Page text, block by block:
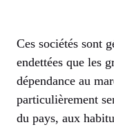
Ces sociétés sont
endettées que les
dépendance au
particulièrement
du pays, aux